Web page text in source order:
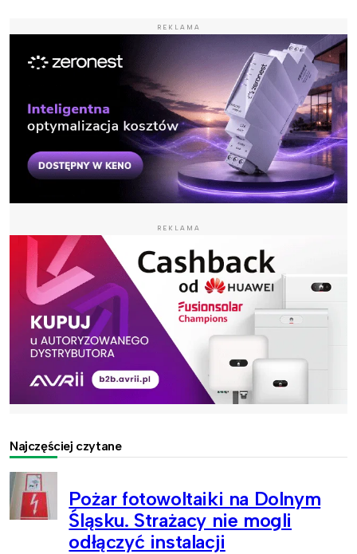
REKLAMA
REKLAMA
Najczęściej czytane
Pożar fotowoltaiki na Dolnym
Śląsku. Strażacy nie mogli
odłączyć instalacji